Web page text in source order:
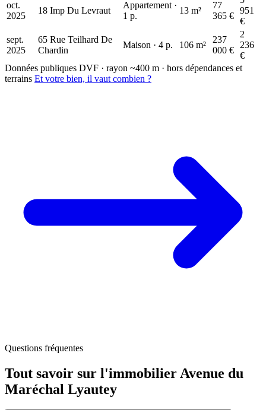
oct.
2025
18 Imp Du Levraut
Appartement ·
1 p.
13 m²
77
365 €
951
€
sept.
2025
65 Rue Teilhard De
Chardin
Maison · 4 p. 106 m²
237
000 €
2
236
€
Données publiques DVF · rayon ~400 m · hors dépendances et
terrains Et votre bien, il vaut combien ?
Questions fréquentes
Tout savoir sur l'immobilier Avenue du
Maréchal Lyautey